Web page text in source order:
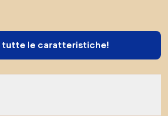
tutte le caratteristiche!